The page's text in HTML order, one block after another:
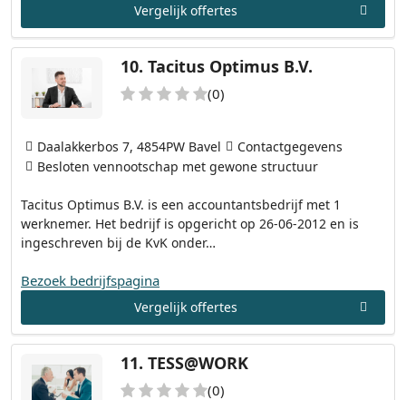
Vergelijk offertes
10. Tacitus Optimus B.V.
(0)
Tacitus Optimus B.V. is een accountantsbedrijf met 1
werknemer. Het bedrijf is opgericht op 26-06-2012 en is
ingeschreven bij de KvK onder…
Daalakkerbos 7, 4854PW Bavel
Contactgegevens
Besloten vennootschap met gewone structuur
Bezoek bedrijfspagina
Vergelijk offertes
11. TESS@WORK
(0)